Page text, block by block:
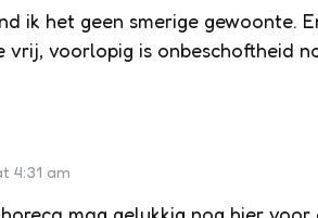
ik het geen smerige gewoonte.
vrij, voorlopig is onbeschoftheid
4:31 am
mag gelukkig nog hier